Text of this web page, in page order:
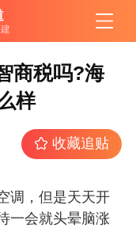
商税吗?海
样
收藏追贴
，但是天天开
一会就头晕脑涨